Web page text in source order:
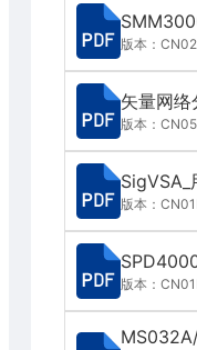
版本：
矢量网络
版本：
SigVSA_
版本：
版本：